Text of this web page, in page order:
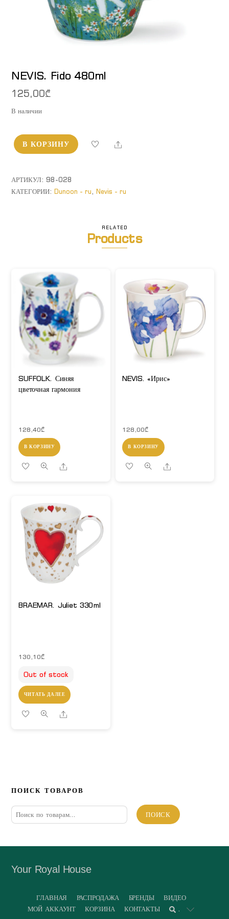
NEVIS. Fido 480ml
125,00₾
В наличии
Количество
Fido
480ml
В КОРЗИНУ Share
АРТИКУЛ:98-028
КАТЕГОРИИ:Dunoon - ru,Nevis - ru
RELATED
Products
SUFFOLK. Синяя
цветочная гармония
128,40₾
В КОРЗИНУ
Share
NEVIS. «Ирис»
128,00₾
В КОРЗИНУ
Share
BRAEMAR. Juliet 330ml
130,10₾
Out of stock
ЧИТАТЬ ДАЛЕЕ
Share
ПОИСК ТОВАРОВ
Искать:
ПОИСК
Your Royal House
ГЛАВНАЯ РАСПРОДАЖА БРЕНДЫ
ВИДЕО
МОЙ АККАУНТ
КОРЗИНА КОНТАКТЫ .